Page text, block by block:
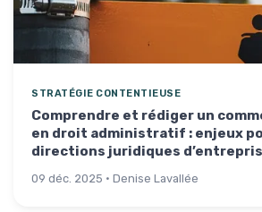
STRATÉGIE CONTENTIEUSE
Comprendre et rédiger un
en droit administratif : enjeux
directions juridiques
09 déc. 2025 · Denise Lavallée